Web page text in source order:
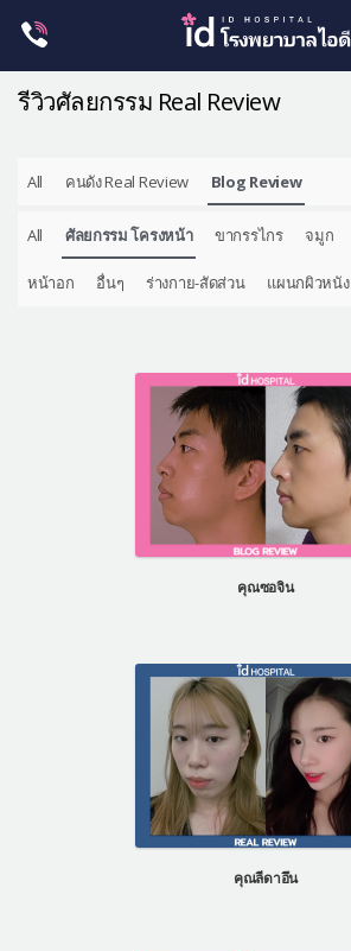
ขากรรไกร
จมูก
รีวิวศัลยกรรม Real Review
All คนดัง Real Review Blog Review
All ศัลยกรรม โครงหน้า ขากรรไกร จมูก
หน้าอก อื่นๆ ร่างกาย-สัดส่วน แผนกผิวหนัง
คุณซอจิน
คุณลีดาอึน